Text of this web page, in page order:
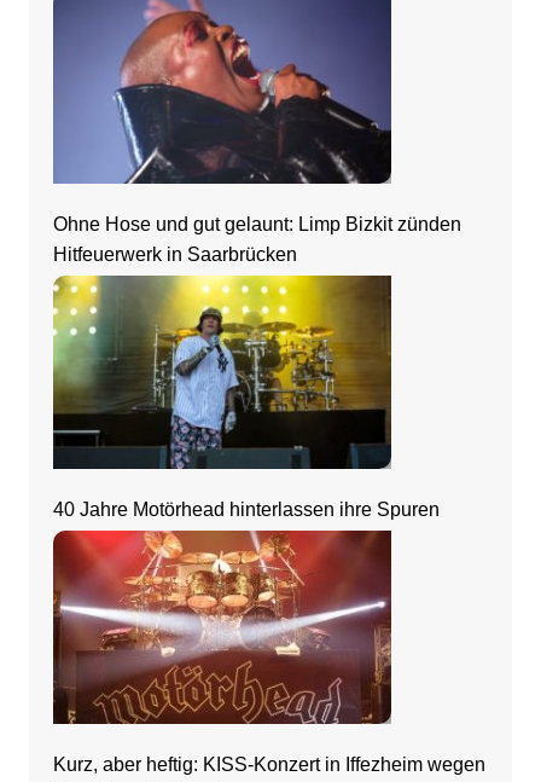
Ohne Hose und gut gelaunt: Limp Bizkit zünden
Hitfeuerwerk in Saarbrücken
40 Jahre Motörhead hinterlassen ihre Spuren
Kurz, aber heftig: KISS-Konzert in Iffezheim wegen